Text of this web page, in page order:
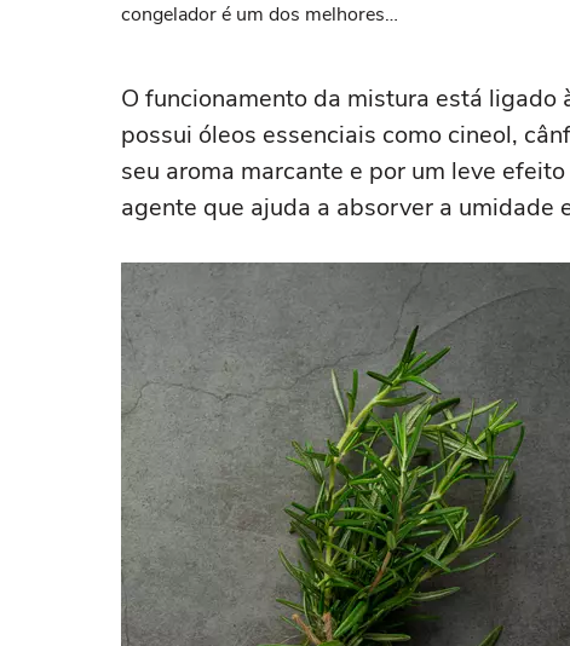
congelador é um dos melhores
O funcionamento da mistura está
possui óleos essenciais como cineol,
seu aroma marcante e por um leve
agente que ajuda a absorver a umidade